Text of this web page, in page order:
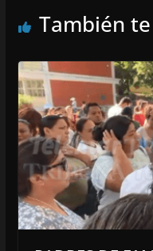
También